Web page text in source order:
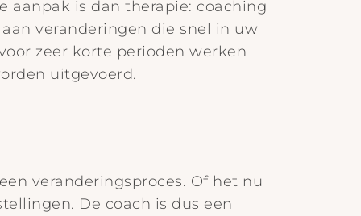
aanpak is dan therapie: coaching
veranderingen die snel in uw
zeer korte perioden werken
uitgevoerd.
veranderingsproces. Of het nu
De coach is dus een